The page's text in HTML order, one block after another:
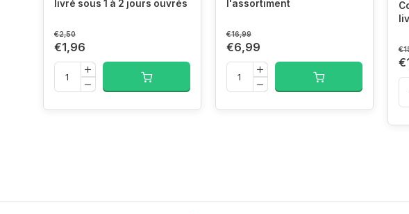
livré sous 1 à 2 jours ouvrés
€2,50
€1,96
l'assortiment
€16,99
€6,99